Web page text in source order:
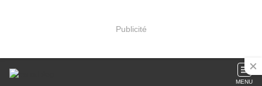
Publicité
MENU